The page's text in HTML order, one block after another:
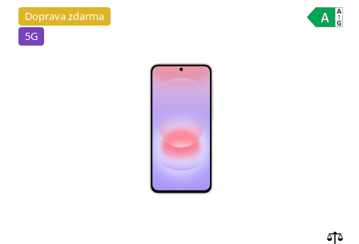
Doprava zdarma
5G